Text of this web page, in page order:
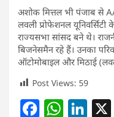
अशोक मित्तल भी पंजाब से
लवली प्रोफेशनल
राज्यसभा सांसद बने थे।
बिजनेसमैन रहे हैं। उनका
ऑटोमोबाइल और मिठाई
Post Views: 59
F W Li